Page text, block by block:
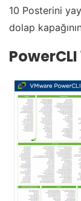
10 Posterini
dolap